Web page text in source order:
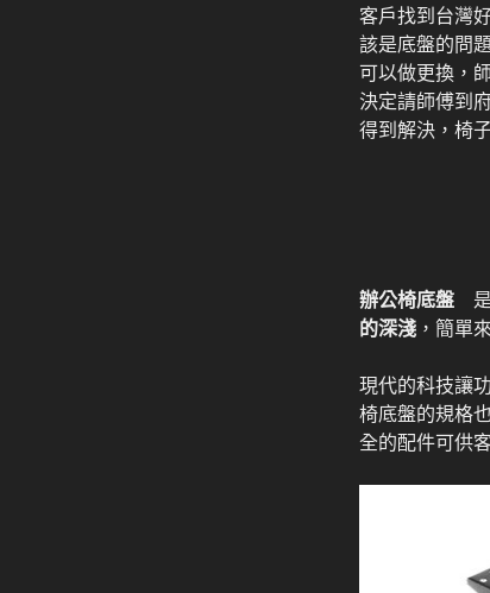
客戶找到台灣
該是底盤的問
可以做更換，
決定請師傅到
得到解決，椅
辦公椅底盤
的深淺 ，簡單
現代的科技讓
椅底盤的規格
全的配件可供